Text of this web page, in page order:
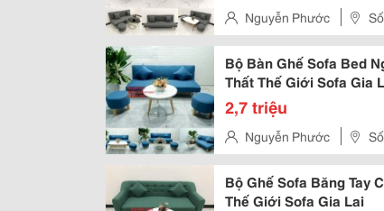
Nguyễn Phước
Hưng Hoà, Quận Bình Tân,
Bộ Bàn Ghế Sofa Bed
Thất Thế Giới Sofa Gia
2,7 triệu
Nguyễn Phước
Hưng Hoà, Quận Bình Tân,
Bộ Ghế Sofa Băng Tay
Thế Giới Sofa Gia Lai